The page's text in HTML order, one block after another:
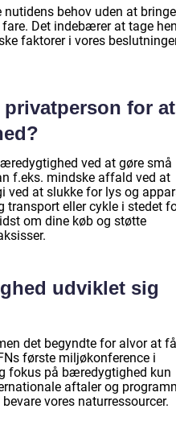
behov uden at bringe
Det indebærer at tage
faktorer i vores
for at
ved at gøre små
f.eks. mindske affald ved at
ved at slukke for lys og
transport eller cykle i stedet
om dine køb og støtte
udviklet sig
det begyndte for alvor at få
første miljøkonference i
fokus på bæredygtighed kun
aftaler og
vores naturressourcer.